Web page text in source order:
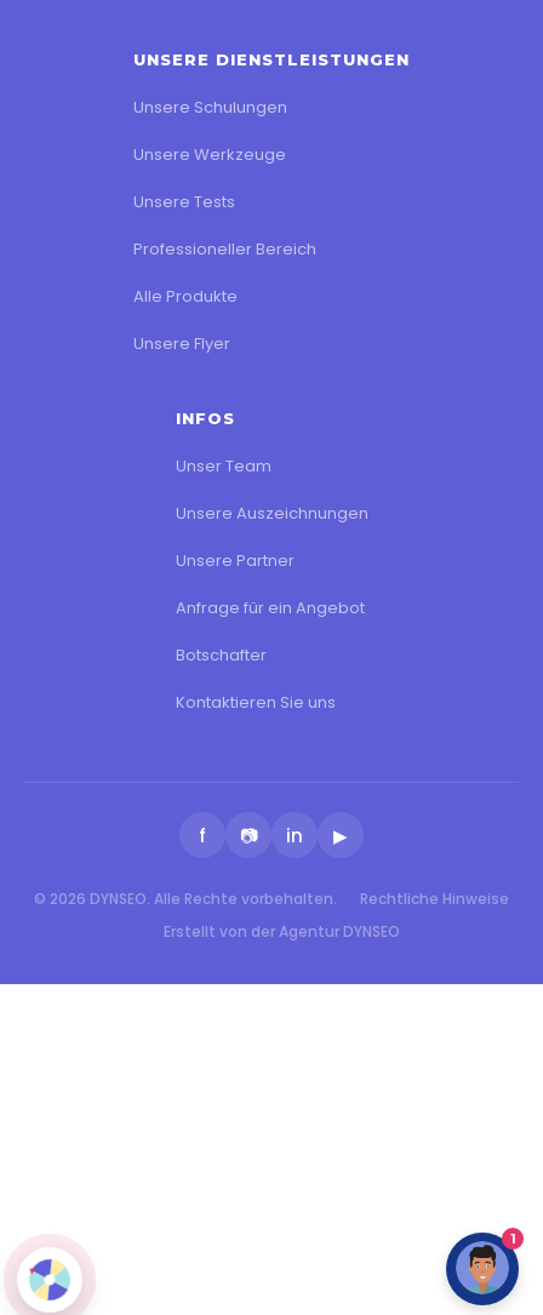
UNSERE DIENSTLEISTUNGEN
Unsere Schulungen
Unsere Werkzeuge
Unsere Tests
Professioneller Bereich
Alle Produkte
Unsere Flyer
INFOS
Unser Team
Unsere Auszeichnungen
Unsere Partner
Anfrage für ein Angebot
Botschafter
Kontaktieren Sie uns
f 📷 in ▶
© 2026 DYNSEO. Alle Rechte vorbehalten.
Rechtliche Hinweise
Erstellt von der Agentur DYNSEO
1